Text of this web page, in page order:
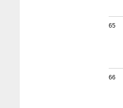
65
66